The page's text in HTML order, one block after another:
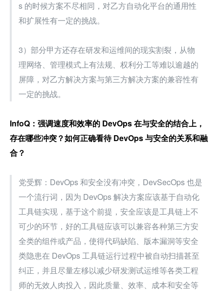
s 的时候方案不尽相同，对乙方自动化平台的通用性
和扩展性有一定的挑战。
3）部分甲方还存在研发和运维间的现实割裂，从物
理网络、管理模式上有法规、权利分工等难以逾越的
屏障，对乙方解决方案与第三方解决方案的兼容性有
一定的挑战。
InfoQ：强调速度和效率的 DevOps 在与安全的结合上，
存在哪些冲突？如何正确看待 DevOps 与安全的关系和融
合？
党受辉：DevOps 和安全没有冲突，DevSecOps 也是
一个流行词，因为 DevOps 解决方案应该基于自动化
工具链实现，基于这个前提，安全应该是工具链上不
可少的环节，好的工具链应该可以兼容各种第三方安
全类的组件或产品，使得代码缺陷、版本漏洞等安全
类隐患在 DevOps 工具链运行过程中被自动扫描甚至
纠正，并且尽量左移以减少研发测试运维等各类工程
师的无效人肉投入，因此质量、效率、成本和安全等